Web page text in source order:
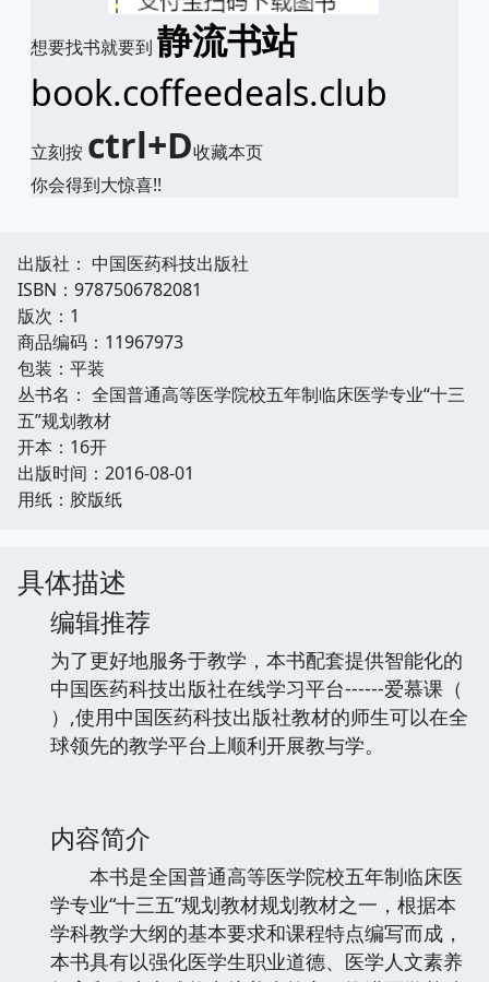
想要找书就要到 静流书站
book.coffeedeals.club
立刻按 ctrl+D收藏本页
你会得到大惊喜!!
出版社： 中国医药科技出版社
ISBN：9787506782081
版次：1
商品编码：11967973
包装：平装
丛书名： 全国普通高等医学院校五年制临床医学专业“十三
五”规划教材
开本：16开
出版时间：2016-08-01
用纸：胶版纸
具体描述
编辑推荐
为了更好地服务于教学，本书配套提供智能化的
中国医药科技出版社在线学习平台------爱慕课（
）,使用中国医药科技出版社教材的师生可以在全
球领先的教学平台上顺利开展教与学。
内容简介
本书是全国普通高等医学院校五年制临床医
学专业“十三五”规划教材规划教材之一，根据本
学科教学大纲的基本要求和课程特点编写而成，
本书具有以强化医学生职业道德、医学人文素养